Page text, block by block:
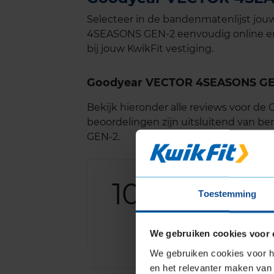
Toestemming
We gebruiken cookies voor
We gebruiken cookies voor
en het relevanter maken
Selecteer in de bandenmatenlijst
4SEASONS GEN-2 eenvoudig online
bij jouw KwikFit vestiging.
Goodyear VECTOR 4SEASONS
Bekijk hieronder alle reviews voor de
beoordelingen zijn uitsluitend van
GEN-2.
10,0
Geluid